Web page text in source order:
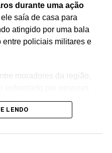
Saiba+
durante uma ação
saía de casa para
atingido por uma bala
entre policiais militares e
moradores da região,
durante a ocorrência.
as circunstâncias exatas
LENDO